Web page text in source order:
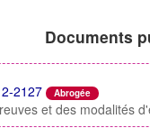
Documents
2127
Abrogée
et des modalités